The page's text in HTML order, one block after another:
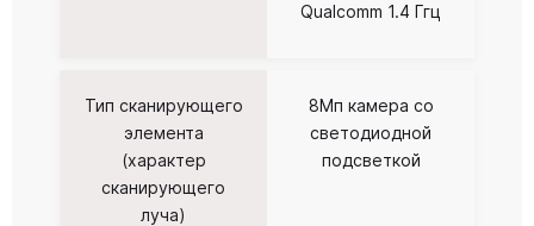
Qualcomm 1.4 Ггц
Тип сканирующего
элемента
(характер
сканирующего
луча)
8Мп камера со
светодиодной
подсветкой